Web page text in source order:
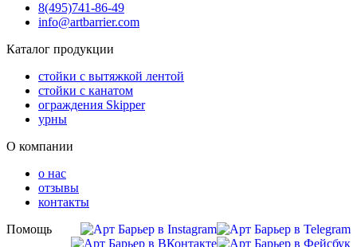
8(495)741-86-49
info@artbarrier.com
Каталог продукции
стойки с вытяжкой лентой
стойки с канатом
ограждения Skipper
урны
О компании
о нас
отзывы
контакты
Помощь